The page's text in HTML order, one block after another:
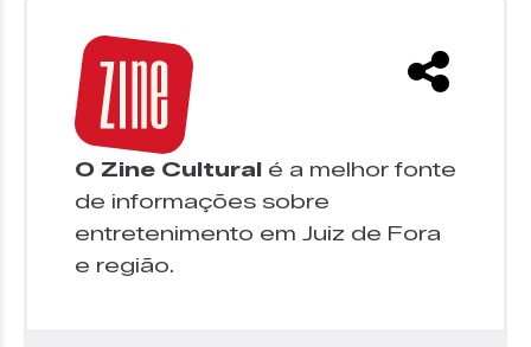
O Zine Cultural é a melhor fonte
de informações sobre
entretenimento em Juiz de Fora
e região.